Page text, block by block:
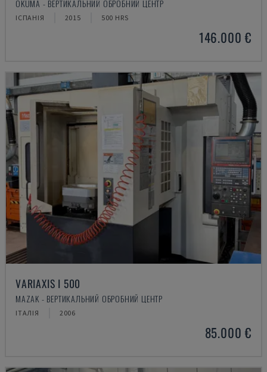
OKUMA - ВЕРТИКАЛЬНИЙ ОБРОБНИЙ ЦЕНТР
ІСПАНІЯ 2015 500 HRS
146.000 €
VARIAXIS I 500
MAZAK - ВЕРТИКАЛЬНИЙ ОБРОБНИЙ ЦЕНТР
ІТАЛІЯ 2006
85.000 €